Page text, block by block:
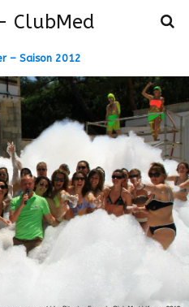
ClubMed
– Saison 2012